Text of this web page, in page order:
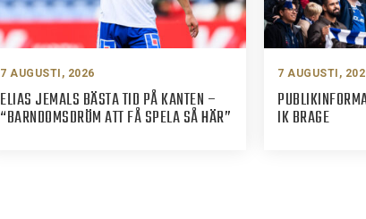
7 AUGUSTI, 2026
ELIAS JEMALS BÄSTA TID PÅ KANTEN –
“BARNDOMSDRÖM ATT FÅ SPELA SÅ HÄR”
7 AUGUSTI,
IK BRAGE